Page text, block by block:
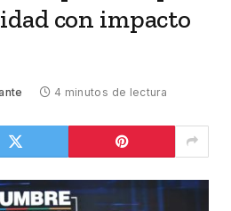
con impacto
4 minutos de lectura